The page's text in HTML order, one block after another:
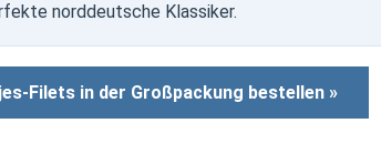
norddeutsche Klassiker.
Filets in der Großpackung bestellen »